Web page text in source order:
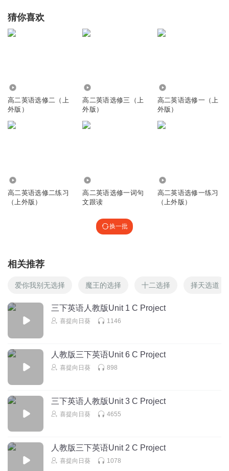
猜你喜欢
高二英语选修二（上
外版）
高二英语选修三（上
外版）
高二英语选修一（上
外版）
高二英语选修二练习
（上外版）
高二英语选修一词句
文跟读
高二英语选修一练习
（上外版）
换一批
相关推荐
爱你我别无选择 魔王的选择 十二选择 择天选道
三下英语人教版Unit 1 C Project
喜提向日葵 1146
人教版三下英语Unit 6 C Project
喜提向日葵 898
三下英语人教版Unit 3 C Project
喜提向日葵 4655
人教版三下英语Unit 2 C Project
喜提向日葵 1078